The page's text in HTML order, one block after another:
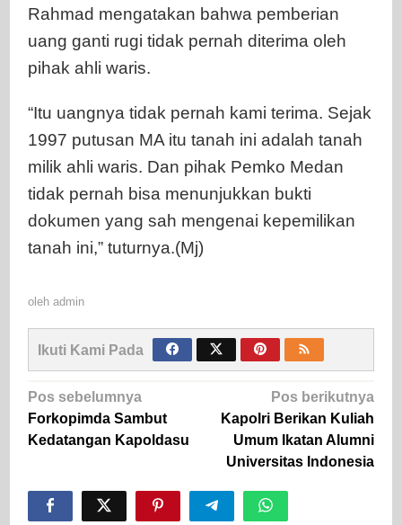
Rahmad mengatakan bahwa pemberian
uang ganti rugi tidak pernah diterima oleh
pihak ahli waris.
“Itu uangnya tidak pernah kami terima. Sejak
1997 putusan MA itu tanah ini adalah tanah
milik ahli waris. Dan pihak Pemko Medan
tidak pernah bisa menunjukkan bukti
dokumen yang sah mengenai kepemilikan
tanah ini,” tuturnya.(Mj)
oleh admin
Ikuti Kami Pada
Navigasi
pos
Pos sebelumnya
Forkopimda Sambut
Kedatangan Kapoldasu
Pos berikutnya
Kapolri Berikan Kuliah
Umum Ikatan Alumni
Universitas Indonesia